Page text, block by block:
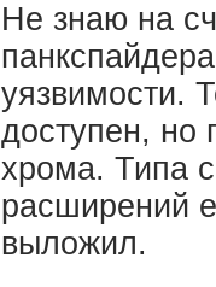
Не знаю на
уязвимости.
доступен, но
хрома. Типа
расширений
выложил.